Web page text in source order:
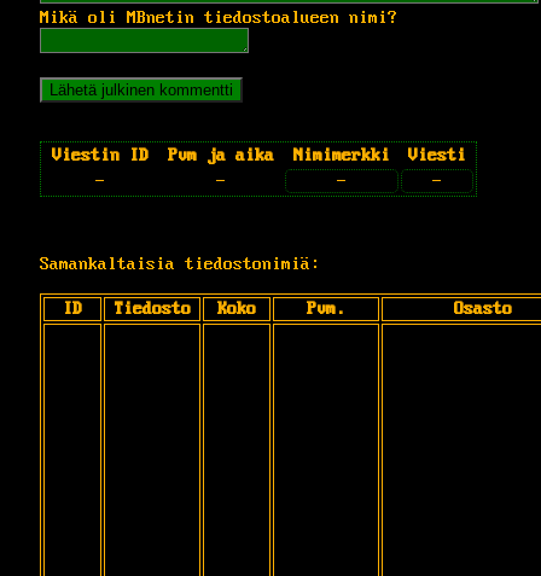
Mikä oli MBnetin tiedostoalueen nimi?
Viestin ID Pvm ja aika Nimimerkki
Viesti
-
- - -
Samankaltaisia tiedostonimiä:
ID Tiedosto Koko Pvm. Osasto